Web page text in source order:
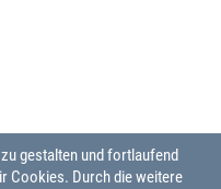
gestalten und fortlaufend
Cookies. Durch die weitere